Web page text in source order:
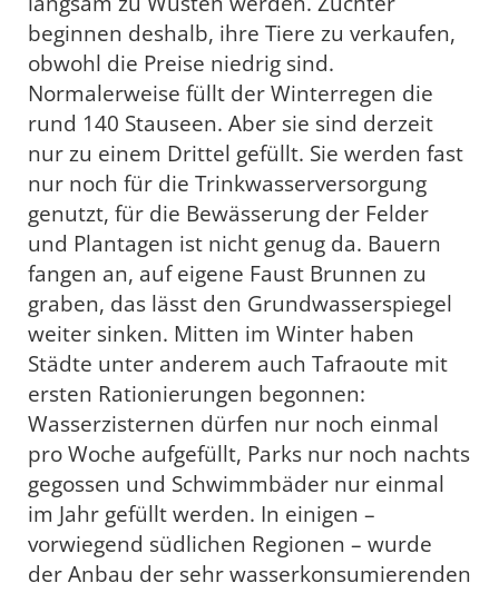
beginnen deshalb, ihre Tiere zu verkaufen,
obwohl die Preise niedrig sind.
Normalerweise füllt der Winterregen die
rund 140 Stauseen. Aber sie sind derzeit
nur zu einem Drittel gefüllt. Sie werden fast
nur noch für die Trinkwasserversorgung
genutzt, für die Bewässerung der Felder
und Plantagen ist nicht genug da. Bauern
fangen an, auf eigene Faust Brunnen zu
graben, das lässt den Grundwasserspiegel
weiter sinken. Mitten im Winter haben
Städte unter anderem auch Tafraoute mit
ersten Rationierungen begonnen:
Wasserzisternen dürfen nur noch einmal
pro Woche aufgefüllt, Parks nur noch nachts
gegossen und Schwimmbäder nur einmal
im Jahr gefüllt werden. In einigen –
vorwiegend südlichen Regionen – wurde
der Anbau der sehr wasserkonsumierenden